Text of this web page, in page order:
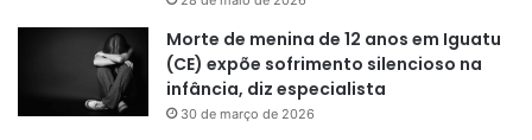
Morte de menina de 12 anos em Iguatu
(CE) expõe sofrimento silencioso na
infância, diz especialista
30 de março de 2026